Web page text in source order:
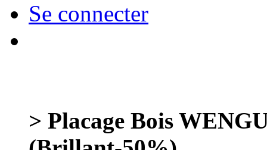
Se connecter
> Placage Bois